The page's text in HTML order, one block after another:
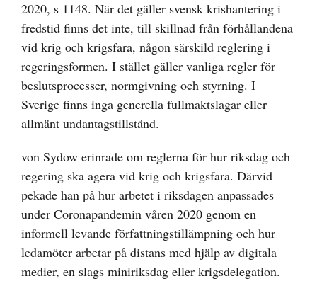
2020, s 1148. När det gäller svensk krishantering i
fredstid finns det inte, till skillnad från förhållandena
vid krig och krigsfara, någon särskild reglering i
regeringsformen. I stället gäller vanliga regler för
beslutsprocesser, normgivning och styrning. I
Sverige finns inga generella fullmaktslagar eller
allmänt undantagstillstånd.
von Sydow erinrade om reglerna för hur riksdag och
regering ska agera vid krig och krigsfara. Därvid
pekade han på hur arbetet i riksdagen anpassades
under Coronapandemin våren 2020 genom en
informell levande författningstillämpning och hur
ledamöter arbetar på distans med hjälp av digitala
medier, en slags miniriksdag eller krigsdelegation.